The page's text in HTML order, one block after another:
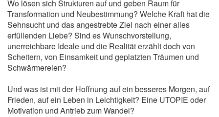
Wo lösen sich Strukturen auf und geben Raum für
Transformation und Neubestimmung? Welche Kraft hat die
Sehnsucht und das angestrebte Ziel nach einer alles
erfüllenden Liebe? Sind es Wunschvorstellung,
unerreichbare Ideale und die Realität erzählt doch von
Scheitern, von Einsamkeit und geplatzten Träumen und
Schwärmereien?
Und was ist mit der Hoffnung auf ein besseres Morgen, auf
Frieden, auf ein Leben in Leichtigkeit? Eine UTOPIE oder
Motivation und Antrieb zum Wandel?